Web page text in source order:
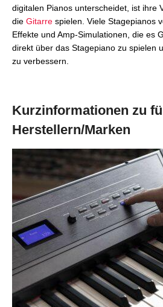
digitalen Pianos unterscheidet, ist ihre
die Gitarre spielen. Viele Stagepianos
Effekte und Amp-Simulationen, die es
direkt über das Stagepiano zu spielen
zu verbessern.
Kurzinformationen zu
Herstellern/Marken